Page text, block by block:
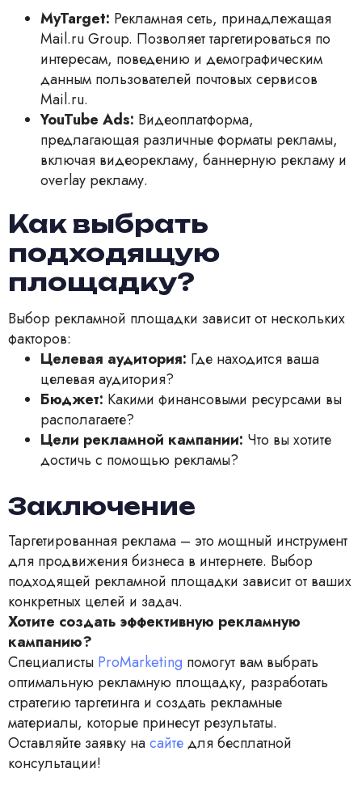
MyTarget: Рекламная сеть, принадлежащая
Mail.ru Group. Позволяет таргетироваться по
интересам, поведению и демографическим
данным пользователей почтовых сервисов
Mail.ru.
YouTube Ads: Видеоплатформа,
предлагающая различные форматы рекламы,
включая видеорекламу, баннерную рекламу и
overlay рекламу.
Как выбрать
подходящую
площадку?
Выбор рекламной площадки зависит от нескольких
факторов:
Целевая аудитория: Где находится ваша
целевая аудитория?
Бюджет: Какими финансовыми ресурсами вы
располагаете?
Цели рекламной кампании: Что вы хотите
достичь с помощью рекламы?
Заключение
Таргетированная реклама – это мощный инструмент
для продвижения бизнеса в интернете. Выбор
подходящей рекламной площадки зависит от ваших
конкретных целей и задач.
Хотите создать эффективную рекламную
кампанию?
Специалисты ProMarketing помогут вам выбрать
оптимальную рекламную площадку, разработать
стратегию таргетинга и создать рекламные
материалы, которые принесут результаты.
Оставляйте заявку насайтедля бесплатной
консультации!